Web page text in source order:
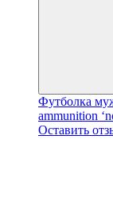
Футболка
ammunition
Оставить